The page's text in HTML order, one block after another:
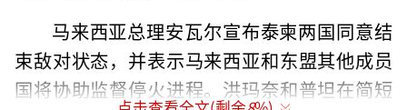
马来西亚总理安瓦尔宣布泰柬两国同意结
束敌对状态，并表示马来西亚和东盟其他成员
国将协助监督停火进程。洪玛奈和普坦在简短